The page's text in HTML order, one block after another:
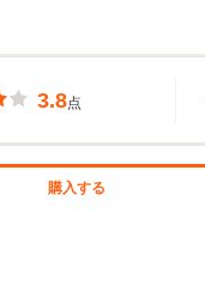
3.8点
購入する